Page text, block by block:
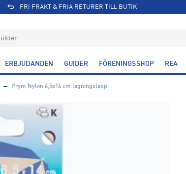
FRI FRAKT & FRIA RETURER TILL BUTIK
ERBJUDANDEN GUIDER FÖRENINGSSHOP REA
Prym Nylon 6,5x14 cm lagningslapp